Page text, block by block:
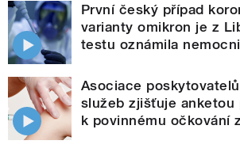
První český případ
varianty omikron je z
testu oznámila
Asociace
služeb zjišťuje anketou
k povinnému očkování